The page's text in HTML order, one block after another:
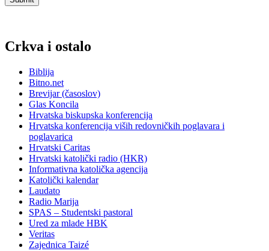
Crkva i ostalo
Biblija
Bitno.net
Brevijar (časoslov)
Glas Koncila
Hrvatska biskupska konferencija
Hrvatska konferencija viših redovničkih poglavara i
poglavarica
Hrvatski Caritas
Hrvatski katolički radio (HKR)
Informativna katolička agencija
Katolički kalendar
Laudato
Radio Marija
SPAS – Studentski pastoral
Ured za mlade HBK
Veritas
Zajednica Taizé